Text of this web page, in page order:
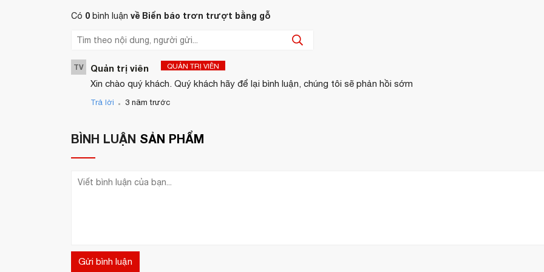
Có 0 bình luận về Biển báo trơn trượt bằng gỗ
TV Quản trị viên QUẢN TRỊ VIÊN
Xin chào quý khách. Quý khách hãy để lại bình luận, chúng tôi sẽ phản hồi sớm
Trả lời . 3 năm trước
BÌNH LUẬN SẢN PHẨM
Gửi bình luận